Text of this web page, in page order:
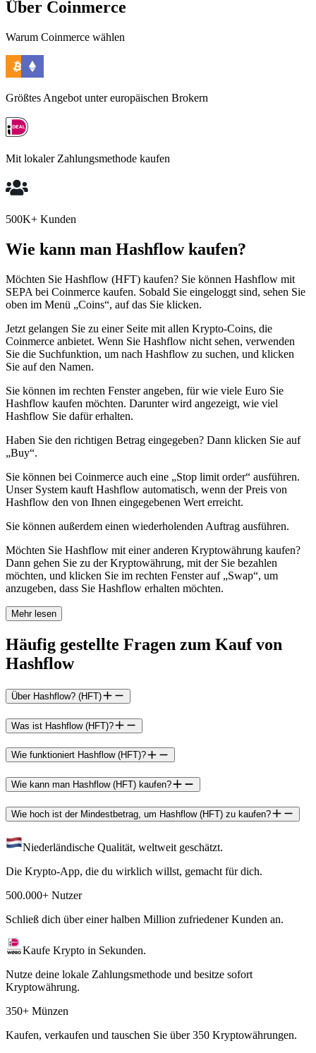
Über Coinmerce
Warum Coinmerce wählen
Größtes Angebot unter europäischen Brokern
Mit lokaler Zahlungsmethode kaufen
500K+ Kunden
Wie kann man Hashflow kaufen?
Möchten Sie Hashflow (HFT) kaufen? Sie können Hashflow mit
SEPA bei Coinmerce kaufen. Sobald Sie eingeloggt sind, sehen Sie
oben im Menü „Coins“, auf das Sie klicken.
Jetzt gelangen Sie zu einer Seite mit allen Krypto-Coins, die
Coinmerce anbietet. Wenn Sie Hashflow nicht sehen, verwenden
Sie die Suchfunktion, um nach Hashflow zu suchen, und klicken
Sie auf den Namen.
Sie können im rechten Fenster angeben, für wie viele Euro Sie
Hashflow kaufen möchten. Darunter wird angezeigt, wie viel
Hashflow Sie dafür erhalten.
Haben Sie den richtigen Betrag eingegeben? Dann klicken Sie auf
„Buy“.
Sie können bei Coinmerce auch eine „Stop limit order“ ausführen.
Unser System kauft Hashflow automatisch, wenn der Preis von
Hashflow den von Ihnen eingegebenen Wert erreicht.
Sie können außerdem einen wiederholenden Auftrag ausführen.
Möchten Sie Hashflow mit einer anderen Kryptowährung kaufen?
Dann gehen Sie zu der Kryptowährung, mit der Sie bezahlen
möchten, und klicken Sie im rechten Fenster auf „Swap“, um
anzugeben, dass Sie Hashflow erhalten möchten.
Mehr lesen
Häufig gestellte Fragen zum Kauf von
Hashflow
Über Hashflow? (HFT)
Was ist Hashflow (HFT)?
Wie funktioniert Hashflow (HFT)?
Wie kann man Hashflow (HFT) kaufen?
Wie hoch ist der Mindestbetrag, um Hashflow (HFT) zu kaufen?
Niederländische Qualität, weltweit geschätzt.
Die Krypto-App, die du wirklich willst, gemacht für dich.
500.000+ Nutzer
Schließ dich über einer halben Million zufriedener Kunden an.
Kaufe Krypto in Sekunden.
Nutze deine lokale Zahlungsmethode und besitze sofort
Kryptowährung.
350+ Münzen
Kaufen, verkaufen und tauschen Sie über 350 Kryptowährungen.